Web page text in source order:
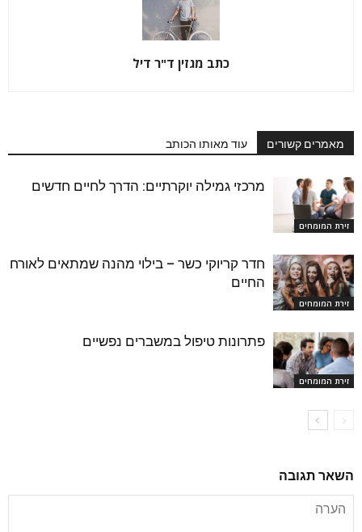
כתב מגזין ד"ר דיל
מאמרים קשורים עוד מאותו הכותב
זירת המומחים
מרכזי גמילה יוקרתיים: הדרך לחיים חדשים
זירת המומחים
חדר קריוקי כשר – בילוי מהנה שמתאים לאורח
החיים
זירת המומחים
פתרונות טיפול במשברים נפשיים
השאר תגובה